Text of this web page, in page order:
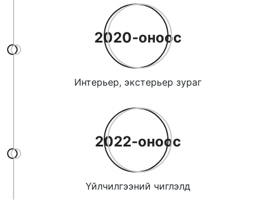
2020-оноос
Интерьер, экстерьер зураг
2022-оноос
Үйлчилгээний чиглэлд